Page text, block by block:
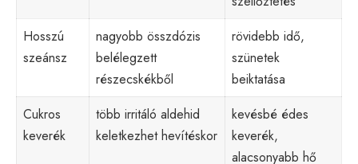
Hosszú
szeánsz
nagyobb összdózis
belélegzett
részecskékből
rövidebb idő,
szünetek
beiktatása
Cukros
keverék
több irritáló aldehid
keletkezhet hevítéskor
kevésbé édes
keverék,
alacsonyabb hő